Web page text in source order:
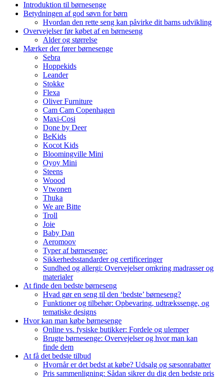
Introduktion til børnesenge
Betydningen af god søvn for børn
Hvordan den rette seng kan påvirke dit barns udvikling
Overvejelser før købet af en børneseng
Alder og størrelse
Mærker der fører børnesenge
Sebra
Hoppekids
Leander
Stokke
Flexa
Oliver Furniture
Cam Cam Copenhagen
Maxi-Cosi
Done by Deer
BeKids
Kocot Kids
Bloomingville Mini
Oyoy Mini
Steens
Woood
Vtwonen
Thuka
We are Bitte
Troll
Joie
Baby Dan
Aeromoov
Typer af børnesenge:
Sikkerhedsstandarder og certificeringer
Sundhed og allergi: Overvejelser omkring madrasser og
materialer
At finde den bedste børneseng
Hvad gør en seng til den ‘bedste’ børneseng?
Funktioner og tilbehør: Opbevaring, udtrækssenge, og
tematiske designs
Hvor kan man købe børnesenge
Online vs. fysiske butikker: Fordele og ulemper
Brugte børnesenge: Overvejelser og hvor man kan
finde dem
At få det bedste tilbud
Hvornår er det bedst at købe? Udsalg og sæsonrabatter
Pris sammenligning: Sådan sikrer du dig den bedste pris